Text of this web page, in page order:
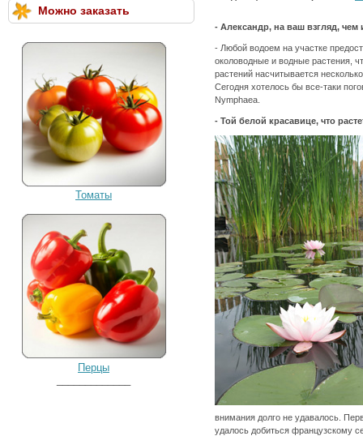
Можно заказать
Томаты
Перцы
- Александр, на ваш взгляд, чем
- Любой водоем на участке
околоводные и водные растения,
растений насчитывается
Сегодня хотелось бы все-таки
Nymphaea.
- Той белой красавице, что
внимания долго не удавалось.
удалось добиться французскому